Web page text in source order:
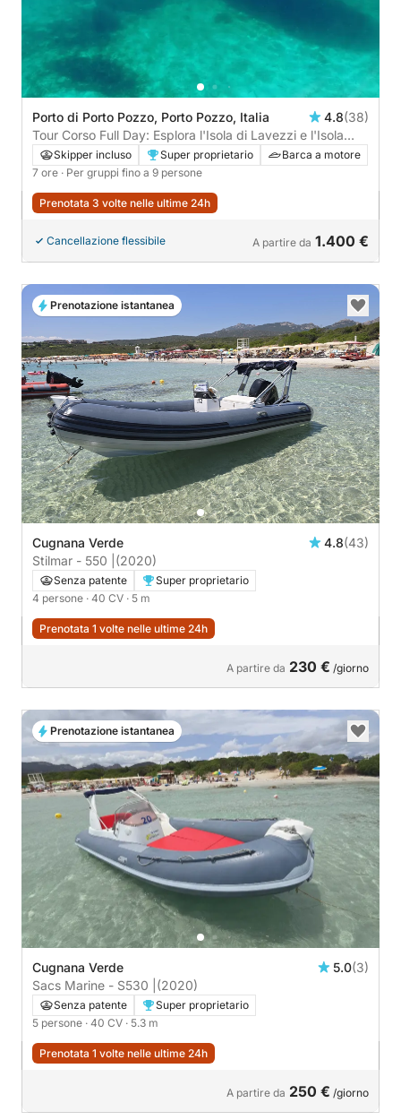
Porto di Porto Pozzo, Porto Pozzo, Italia 4.8(38)
Tour Corso Full Day: Esplora l'Isola di Lavezzi e l'Isola
PianaSkipper incluso Super proprietario
Barca a motore
7 ore · Per gruppi fino a 9 persone
Prenotata 3 volte nelle ultime 24h
Cancellazione flessibile A partire da 1.400 €
Cugnana Verde 4.8(43)
Stilmar - 550 | (2020)
Senza patente
Super proprietario
4 persone · 40 CV · 5 m
Prenotata 1 volte nelle ultime 24h
A partire da 230 € /giorno
Prenotazione istantanea
Cugnana Verde 5.0(3)
Sacs Marine - S530 | (2020)
Senza patente
Super proprietario
5 persone · 40 CV · 5.3 m
Prenotata 1 volte nelle ultime 24h
A partire da 250 € /giorno
Prenotazione istantanea